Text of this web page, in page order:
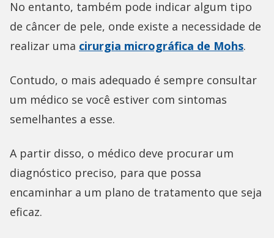
No entanto, também pode indicar algum tipo
de câncer de pele, onde existe a necessidade de
realizar uma cirurgia micrográfica de Mohs.
Contudo, o mais adequado é sempre consultar
um médico se você estiver com sintomas
semelhantes a esse.
A partir disso, o médico deve procurar um
diagnóstico preciso, para que possa
encaminhar a um plano de tratamento que seja
eficaz.